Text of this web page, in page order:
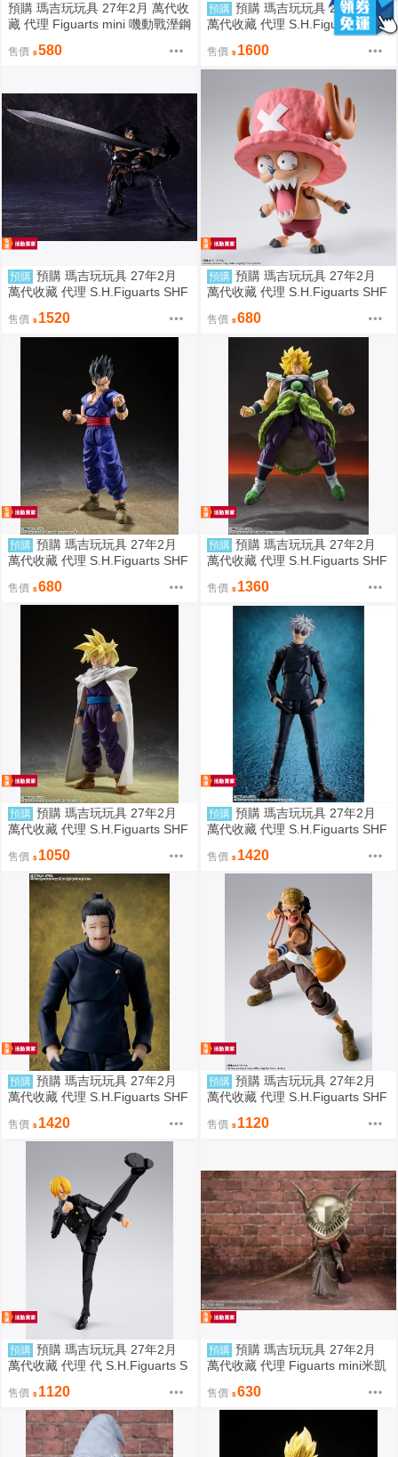
預購 瑪吉玩玩具 27年2月 萬代收
藏 代理 Figuarts mini 嘰動戰溼鋼
克蕬·克萊因 再販 0811
售價 580
預購 預購 瑪吉玩玩具 27年2月
萬代收藏 代理 S.H.Figuarts SHF
艾爾登法環 灼燒指痕 維克 再販 0
811
售價 1600
預購 預購 瑪吉玩玩具 27年2月
萬代收藏 代理 S.H.Figuarts SHF
811
售價 1520
預購 預購 瑪吉玩玩具 27年2月
萬代收藏 代理 S.H.Figuarts SHF
可動完成品 再販 0811
售價 680
預購 預購 瑪吉玩玩具 27年2月
萬代收藏 代理 S.H.Figuarts SHF
販 0811
售價 680
預購 預購 瑪吉玩玩具 27年2月
萬代收藏 代理 S.H.Figuarts SHF
售價 1360
預購 預購 瑪吉玩玩具 27年2月
萬代收藏 代理 S.H.Figuarts SHF
悟空的戰士再販 0811
售價 1050
預購 預購 瑪吉玩玩具 27年2月
萬代收藏 代理 S.H.Figuarts SHF
專- 再販 0811
售價 1420
預購 預購 瑪吉玩玩具 27年2月
萬代收藏 代理 S.H.Figuarts SHF
專- 再販 0811
售價 1420
預購 預購 瑪吉玩玩具 27年2月
萬代收藏 代理 S.H.Figuarts SHF
明
售價 1120
預購 預購 瑪吉玩玩具 27年2月
萬代收藏 代理 代 S.H.Figuarts S
販
售價 1120
預購 預購 瑪吉玩玩具 27年2月
萬代收藏 代理 Figuarts mini米凱
售價 630